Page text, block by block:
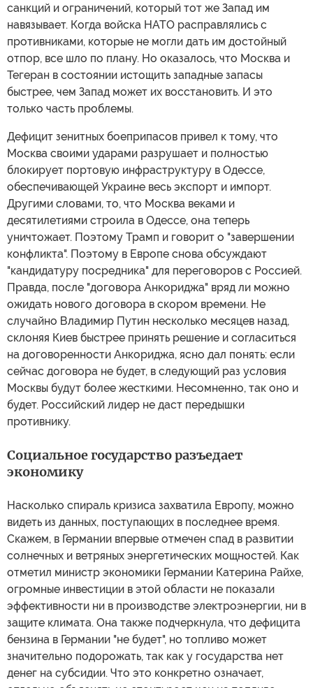
санкций и ограничений, который тот же Запад им
навязывает. Когда войска НАТО расправлялись с
противниками, которые не могли дать им достойный
отпор, все шло по плану. Но оказалось, что Москва и
Тегеран в состоянии истощить западные запасы
быстрее, чем Запад может их восстановить. И это
только часть проблемы.
Дефицит зенитных боеприпасов привел к тому, что
Москва своими ударами разрушает и полностью
блокирует портовую инфраструктуру в Одессе,
обеспечивающей Украине весь экспорт и импорт.
Другими словами, то, что Москва веками и
десятилетиями строила в Одессе, она теперь
уничтожает. Поэтому Трамп и говорит о "завершении
конфликта". Поэтому в Европе снова обсуждают
"кандидатуру посредника" для переговоров с Россией.
Правда, после "договора Анкориджа" вряд ли можно
ожидать нового договора в скором времени. Не
случайно Владимир Путин несколько месяцев назад,
склоняя Киев быстрее принять решение и согласиться
на договоренности Анкориджа, ясно дал понять: если
сейчас договора не будет, в следующий раз условия
Москвы будут более жесткими. Несомненно, так оно и
будет. Российский лидер не даст передышки
противнику.
Социальное государство разъедает
экономику
Насколько спираль кризиса захватила Европу, можно
видеть из данных, поступающих в последнее время.
Скажем, в Германии впервые отмечен спад в развитии
солнечных и ветряных энергетических мощностей. Как
отметил министр экономики Германии Катерина Райхе,
огромные инвестиции в этой области не показали
эффективности ни в производстве электроэнергии, ни в
защите климата. Она также подчеркнула, что дефицита
бензина в Германии "не будет", но топливо может
значительно подорожать, так как у государства нет
денег на субсидии. Что это конкретно означает,